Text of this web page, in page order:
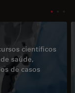
científicos
saúde,
de casos